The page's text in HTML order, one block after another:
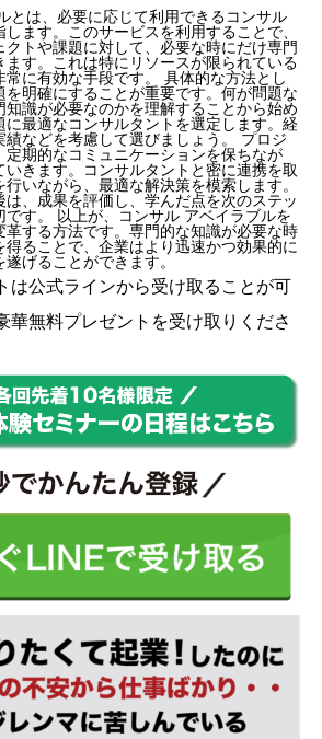
とは、必要に応じて利用できるコンサル
ます。このサービスを利用することで、
トや課題に対して、必要な時にだけ専門
す。これは特にリソースが限られている
に有効な手段です。 具体的な方法とし
明確にすることが重要です。何が問題な
識が必要なのかを理解することから始め
に最適なコンサルタントを選定します。経
などを考慮して選びましょう。 プロジ
定期的なコミュニケーションを保ちなが
いきます。コンサルタントと密に連携を取
いながら、最適な解決策を模索します。
は、成果を評価し、学んだ点を次のステッ
です。 以上が、コンサル アベイラブルを
革する方法です。専門的な知識が必要な時
得ることで、企業はより迅速かつ効果的に
げることができます。
は公式ラインから受け取ることが可
華無料プレゼントを受け取りくださ